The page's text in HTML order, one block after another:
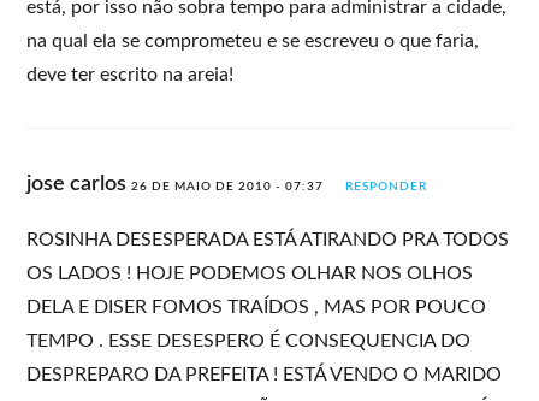
está, por isso não sobra tempo para administrar a cidade,
na qual ela se comprometeu e se escreveu o que faria,
deve ter escrito na areia!
jose carlos26 DE MAIO DE 2010 - 07:37 RESPONDER
ROSINHA DESESPERADA ESTÁ ATIRANDO PRA TODOS
OS LADOS ! HOJE PODEMOS OLHAR NOS OLHOS
DELA E DISER FOMOS TRAÍDOS , MAS POR POUCO
TEMPO . ESSE DESESPERO É CONSEQUENCIA DO
DESPREPARO DA PREFEITA ! ESTÁ VENDO O MARIDO